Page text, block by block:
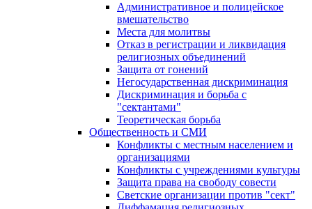
Административное и полицейское
вмешательство
Места для молитвы
Отказ в регистрации и ликвидация
религиозных объединений
Защита от гонений
Негосударственная дискриминация
Дискриминация и борьба с
"сектантами"
Теоретическая борьба
Общественность и СМИ
Конфликты с местным населением и
организациями
Конфликты с учреждениями культуры
Защита права на свободу совести
Светские организации против "сект"